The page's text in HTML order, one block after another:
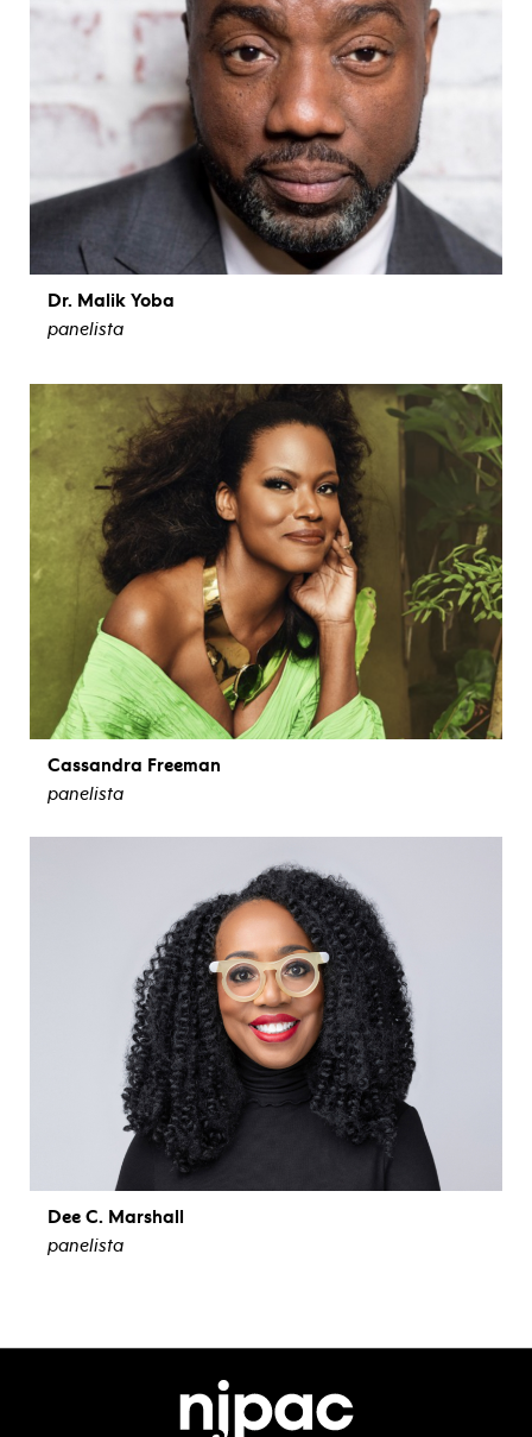
Dr. Malik Yoba
panelista
Cassandra Freeman
panelista
Dee C. Marshall
panelista